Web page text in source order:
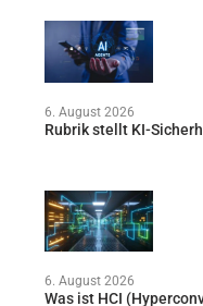
6. August 2026
Rubrik stellt KI-
6. August 2026
Was ist HCI